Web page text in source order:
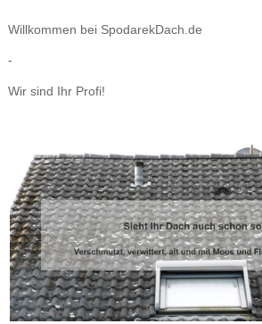
Willkommen bei SpodarekDach.de
-
Wir sind Ihr Profi!